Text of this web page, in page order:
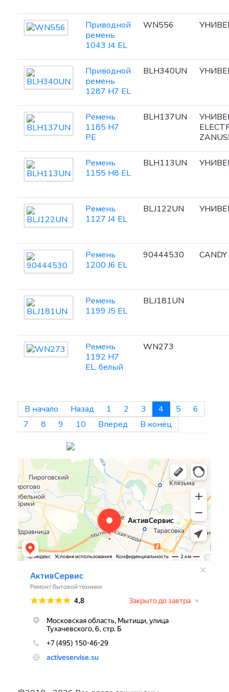
Приводной
ремень
1043 J4 EL
WN556
Приводной
ремень
1287 H7 EL
BLH340UN
Ремень
1185 H7
PE
BLH137UN
Ремень
1155 H8 EL
BLH113UN
Ремень
1127 J4 EL
BLJ122UN
Ремень
1200 J6 EL
90444530 CANDY
Ремень
1199 J5 EL
BLJ181UN
Ремень
1192 H7
EL, белый
WN273
В начало Назад 1 2 3 4 5
6
7
8 9 10 Вперед В конец